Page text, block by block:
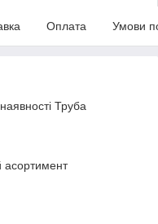
Оплата Умови
Труба
асортимент